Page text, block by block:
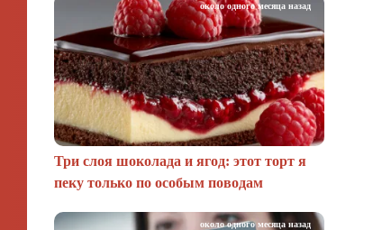
Три слоя шоколада и ягод: этот торт я
пеку только по особым поводам
около одного месяца назад
около одного месяца назад